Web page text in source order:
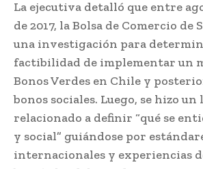
La ejecutiva detalló que entre
de 2017, la Bolsa de Comercio de
una investigación para
factibilidad de implementar un
Bonos Verdes en Chile y
bonos sociales. Luego, se hizo
relacionado a definir “qué se
y social” guiándose por
internacionales y experiencias